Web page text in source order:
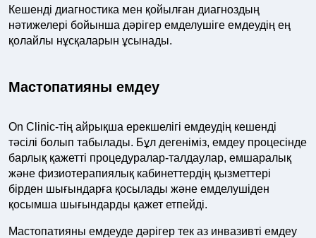
Кешенді диагностика мен қойылған диагноздың
нәтижелері бойынша дәрігер емделушіге емдеудің ең
қолайлы нұсқаларын ұсынады.
Мастопатияны емдеу
On Clinic-тің айрықша ерекшелігі емдеудің кешенді
тәсілі болып табылады. Бұл дегеніміз, емдеу процесінде
барлық қажетті процедуралар-талдаулар, емшаралық
және физиотерапиялық кабинеттердің қызметтері
бірден шығындарға қосылады және емделушіден
қосымша шығындарды қажет етпейді.
Мастопатияны емдеуде дәрігер тек аз инвазивті емдеу